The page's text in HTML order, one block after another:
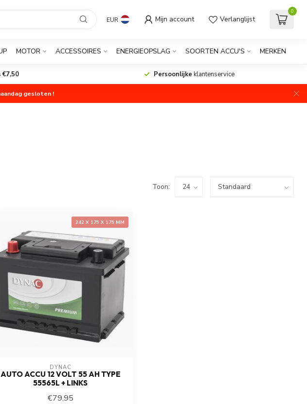
EUR Mijn account Verlanglijst
0
MOTOR ACCESSOIRES ENERGIEOPSLAG SOORTEN ACCU'S MERKEN
€7,50 Persoonlijke klantenservice
gesloten !
Toon:
242 X 175 X 175 MM
DYNAC
AUTO ACCU 12 VOLT 55 AH TYPE
55565L + LINKS
€79,95